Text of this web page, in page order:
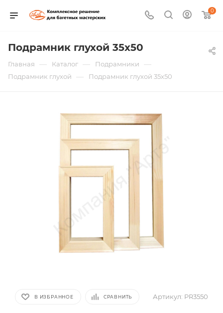
0
Подрамник глухой 35х50
Главная — Каталог — Подрамники —
Подрамник глухой — Подрамник глухой 35х50
В ИЗБРАННОЕ СРАВНИТЬ Артикул: PR3550